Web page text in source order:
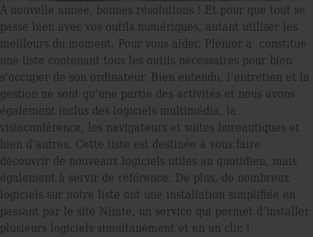
À nouvelle année, bonnes résolutions ! Et pour que tout se
passe bien avec vos outils numériques, autant utiliser les
meilleurs du moment. Pour vous aider, Plénior a constitué
une liste contenant tous les outils nécessaires pour bien
s’occuper de son ordinateur. Bien entendu, l’entretien et la
gestion ne sont qu’une partie des activités et nous avons
également inclus des logiciels multimédia, la
visioconférence, les navigateurs et suites bureautiques et
bien d’autres. Cette liste est destinée à vous faire
découvrir de nouveaux logiciels utiles au quotidien, mais
également à servir de référence. De plus, de nombreux
logiciels sur notre liste ont une installation simplifiée en
passant par le site Ninite, un service qui permet d’installer
plusieurs logiciels simultanément et en un clic !